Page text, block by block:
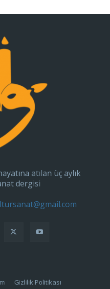
atılan üç aylık
dergisi
Gizlilik Politikası